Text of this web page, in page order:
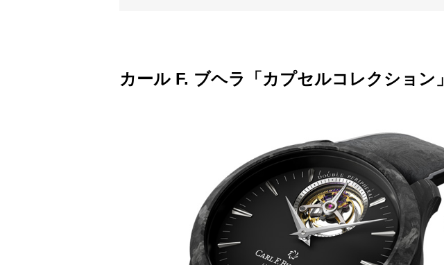
カール F. ブヘラ「カプセルコレクション」